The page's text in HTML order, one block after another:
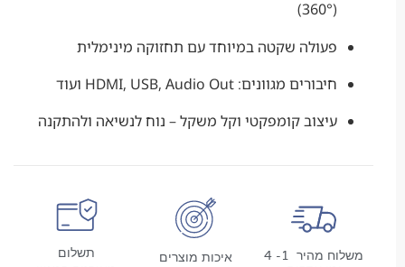
פעולה שקטה במיוחד עם תחזוקה מינימלית
חיבורים מגוונים: HDMI, USB, Audio Out ועוד
עיצוב קומפקטי וקל משקל – נוח לנשיאה ולהתקנה
משלוח מהיר 1- 4
איכות מוצרים
תשלום